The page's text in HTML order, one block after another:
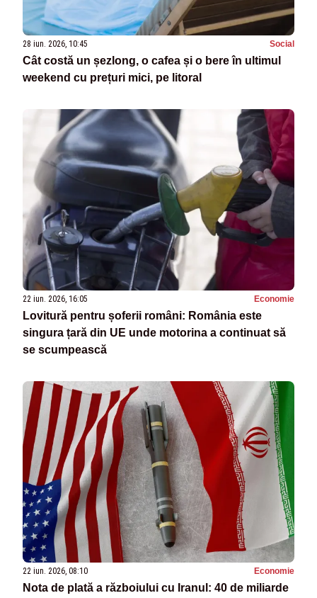
28 iun. 2026, 10:45 Social
Cât costă un șezlong, o cafea și o bere în ultimul
weekend cu prețuri mici, pe litoral
22 iun. 2026, 16:05 Economie
Lovitură pentru șoferii români: România este
singura țară din UE unde motorina a continuat să
se scumpească
22 iun. 2026, 08:10 Economie
Nota de plată a războiului cu Iranul: 40 de miliarde